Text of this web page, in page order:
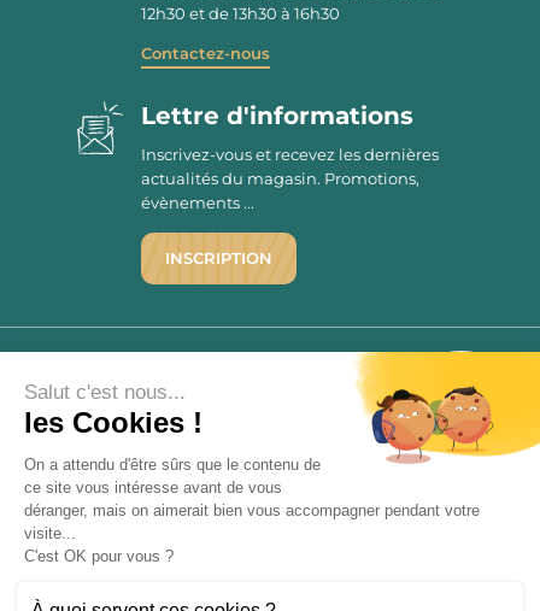
12h30 et de 13h30 à 16h30
Contactez-nous
2780 AVIS
9.7/10
Lettre d'informations
Inscrivez-vous et recevez les dernières
actualités du magasin. Promotions,
évènements ...
INSCRIPTION
Qui sommes-nous ?
Mentions légales
Politique de confidentialité
FAQ
Salut c'est nous...
les Cookies !
On a attendu d'être sûrs que le contenu de
ce site vous intéresse avant de vous
déranger, mais on aimerait bien vous accompagner pendant votre
visite...
C'est OK pour vous ?